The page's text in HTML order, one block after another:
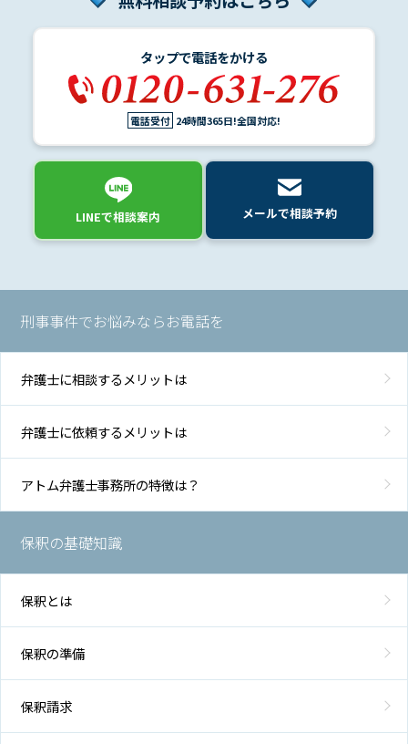
タップで電話をかける
電話受付 24時間365日!全国対応!
LINEで相談案内 メールで相談予約
刑事事件でお悩みならお電話を
弁護士に相談するメリットは
弁護士に依頼するメリットは
アトム弁護士事務所の特徴は？
保釈の基礎知識
保釈とは
保釈の準備
保釈請求